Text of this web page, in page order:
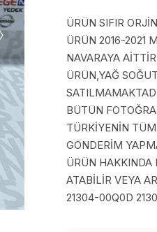
ÜRÜN SIFIR
ÜRÜN 2016-2021
NAVARAYA
ÜRÜN,YAĞ
BÜTÜN
TÜRKİYENİN
GÖNDERİM
ÜRÜN
ATABİLİR VEYA
21304-00Q0D